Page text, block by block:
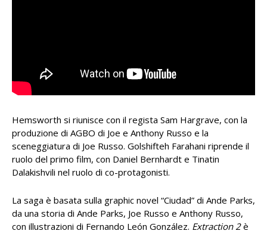
Hemsworth si riunisce con il regista Sam Hargrave, con la
produzione di AGBO di Joe e Anthony Russo e la
sceneggiatura di Joe Russo. Golshifteh Farahani riprende il
ruolo del primo film, con Daniel Bernhardt e Tinatin
Dalakishvili nel ruolo di co-protagonisti.
La saga è basata sulla graphic novel “Ciudad” di Ande Parks,
da una storia di Ande Parks, Joe Russo e Anthony Russo,
con illustrazioni di Fernando León González. Extraction 2è